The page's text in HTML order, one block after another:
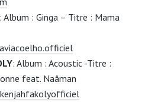
Album : Ginga – Titre : Mama
: Album : Acoustic -Titre :
feat. Naâman